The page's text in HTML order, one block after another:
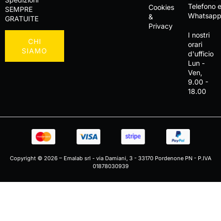
SEMPRE
GRATUITE
CHI
SIAMO
Cookies
&
Privacy
Telefono
I nostri
orari
d'ufficio
Lun -
Ven,
9.00 -
18.00
Copyright © 2026 – Emalab srl - via Damiani, 3 - 33170 Pordenone PN - P.IVA
01878030939